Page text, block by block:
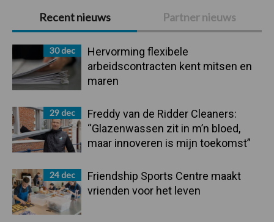
Primaire
Sidebar
Recent nieuws Partner nieuws
30 dec
Hervorming flexibele
arbeidscontracten kent mitsen en
maren
29 dec
Freddy van de Ridder Cleaners:
“Glazenwassen zit in m’n bloed,
maar innoveren is mijn toekomst”
24 dec
Friendship Sports Centre maakt
vrienden voor het leven